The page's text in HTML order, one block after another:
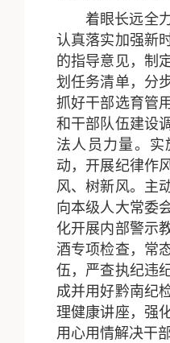
着眼长远全
认真落实加强新
的指导意见，制
划任务清单，分
抓好干部选育管
和干部队伍建设
法人员力量。
动，开展纪律作
风、树新风。主
向本级人大常委
化开展内部警示
酒专项检查，常
伍，严查执纪违
成并用好黔南纪
理健康讲座，强
用心用情解决干